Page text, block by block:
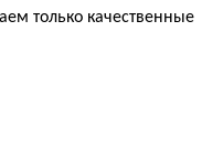
только качественные